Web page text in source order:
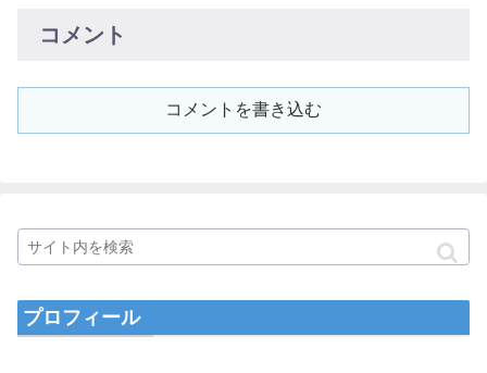
コメント
コメントを書き込む
プロフィール